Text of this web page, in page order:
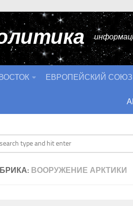
ЕВРОПЕЙСКИЙ СОЮЗ
ВООРУЖЕНИЕ АРКТИКИ